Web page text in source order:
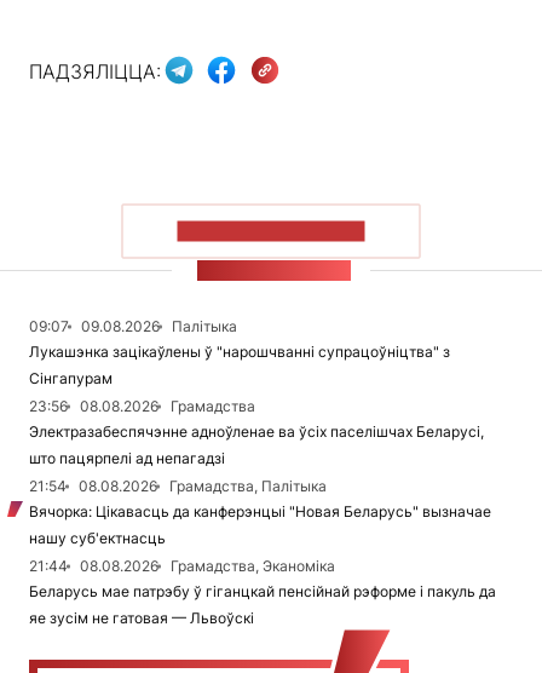
ПАДЗЯЛІЦЦА:
09:07 09.08.2026
Палітыка
Лукашэнка зацікаўлены ў "нарошчванні супрацоўніцтва" з
Сінгапурам
23:56
08.08.2026
Грамадства
Электразабеспячэнне адноўленае ва ўсіх паселішчах Беларусі,
што пацярпелі ад непагадзі
21:54
08.08.2026
Грамадства, Палітыка
Вячорка: Цікавасць да канферэнцыі "Новая Беларусь" вызначае
нашу суб'ектнасць
21:44
08.08.2026
Грамадства, Эканоміка
Беларусь мае патрэбу ў гіганцкай пенсійнай рэформе і пакуль да
яе зусім не гатовая — Львоўскі